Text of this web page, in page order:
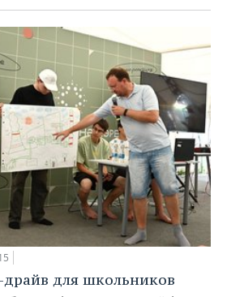
для школьников